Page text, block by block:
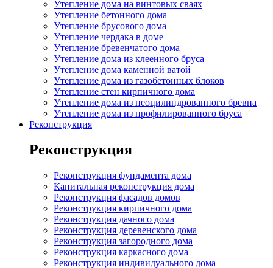
Утепление дома на винтовых сваях
Утепление бетонного дома
Утепление брусового дома
Утепление чердака в доме
Утепление бревенчатого дома
Утепление дома из клеенного бруса
Утепление дома каменной ватой
Утепление дома из газобетонных блоков
Утепление стен кирпичного дома
Утепление дома из неоцилиндрованного бревна
Утепление дома из профилированного бруса
Реконструкция
Реконструкция
Реконструкция фундамента дома
Капитальная реконструкция дома
Реконструкция фасадов домов
Реконструкция кирпичного дома
Реконструкция дачного дома
Реконструкция деревенского дома
Реконструкция загородного дома
Реконструкция каркасного дома
Реконструкция индивидуального дома